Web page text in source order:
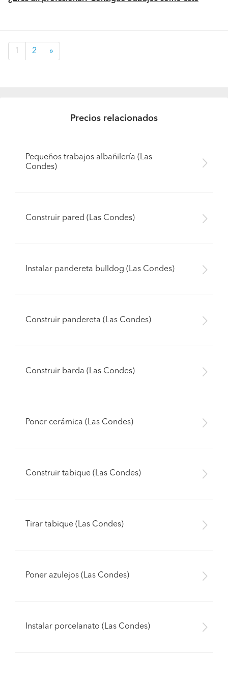
1 2 »
Precios relacionados
Pequeños trabajos albañilería (Las
Condes)
Construir pared (Las Condes)
Instalar pandereta bulldog (Las Condes)
Construir pandereta (Las Condes)
Construir barda (Las Condes)
Poner cerámica (Las Condes)
Construir tabique (Las Condes)
Tirar tabique (Las Condes)
Poner azulejos (Las Condes)
Instalar porcelanato (Las Condes)